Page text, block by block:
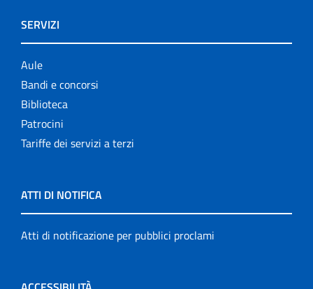
SERVIZI
Aule
Bandi e concorsi
Biblioteca
Patrocini
Tariffe dei servizi a terzi
ATTI DI NOTIFICA
Atti di notificazione per pubblici proclami